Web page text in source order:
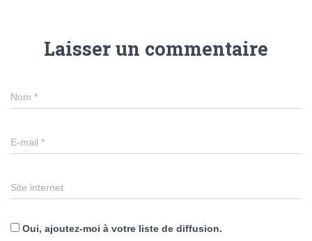
Laisser un commentaire
Nom *
E-mail *
Site internet
Oui, ajoutez-moi à votre liste de diffusion.